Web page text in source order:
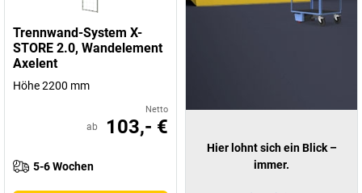
Trennwand-System X-
STORE 2.0, Wandelement
Axelent
Höhe 2200 mm
Netto
ab 103,- €
5-6 Wochen
Hier lohnt sich ein Blick –
immer.